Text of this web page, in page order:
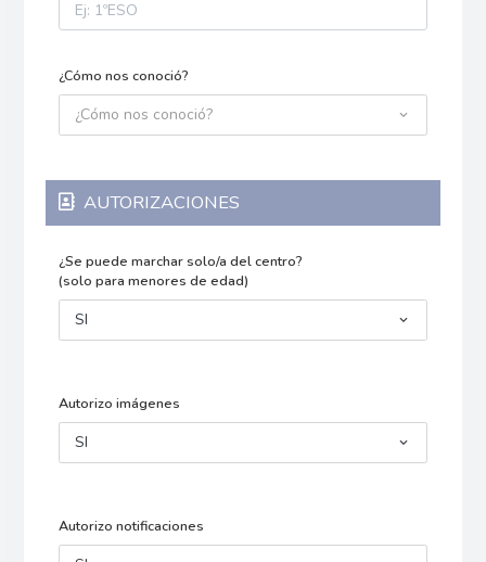
¿Cómo nos conoció?
¿Cómo nos conoció?
AUTORIZACIONES
¿Se puede marchar solo/a del centro?
(solo para menores de edad)
SI
Autorizo imágenes
SI
Autorizo notificaciones